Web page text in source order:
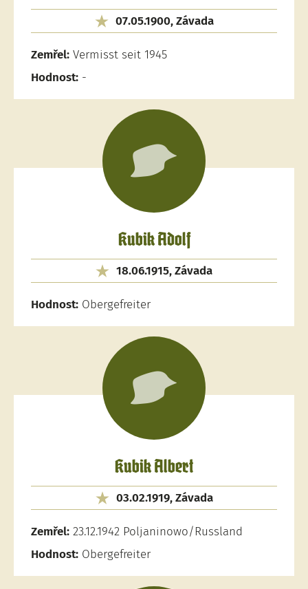
07.05.1900, Závada
Zemřel: Vermisst seit 1945
Hodnost: -
Kubik Adolf
18.06.1915, Závada
Hodnost: Obergefreiter
Kubik Albert
03.02.1919, Závada
Zemřel: 23.12.1942 Poljaninowo/Russland
Hodnost: Obergefreiter